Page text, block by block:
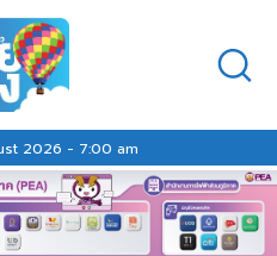
2026 - 7:00 am